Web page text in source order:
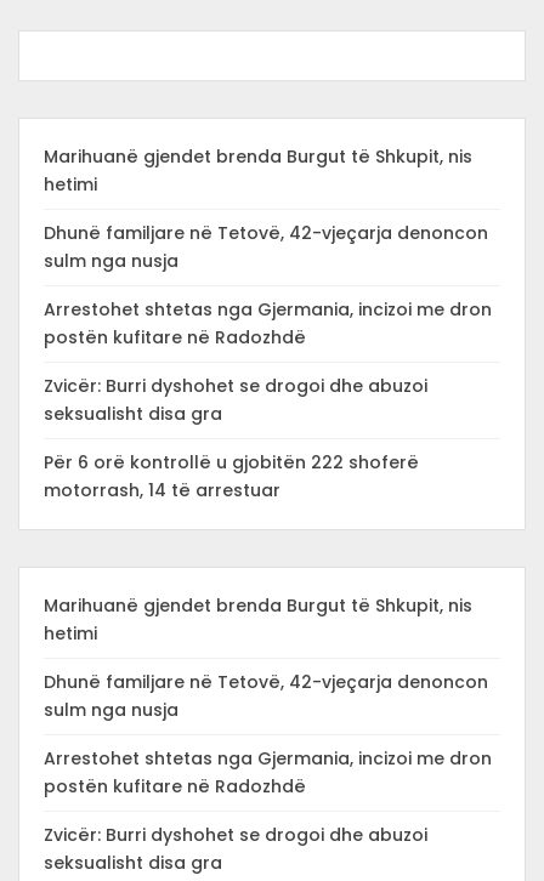
Marihuanë gjendet brenda Burgut të Shkupit, nis
hetimi
Dhunë familjare në Tetovë, 42-vjeçarja denoncon
sulm nga nusja
Arrestohet shtetas nga Gjermania, incizoi me dron
postën kufitare në Radozhdë
Zvicër: Burri dyshohet se drogoi dhe abuzoi
seksualisht disa gra
Për 6 orë kontrollë u gjobitën 222 shoferë
motorrash, 14 të arrestuar
Marihuanë gjendet brenda Burgut të Shkupit, nis
hetimi
Dhunë familjare në Tetovë, 42-vjeçarja denoncon
sulm nga nusja
Arrestohet shtetas nga Gjermania, incizoi me dron
postën kufitare në Radozhdë
Zvicër: Burri dyshohet se drogoi dhe abuzoi
seksualisht disa gra